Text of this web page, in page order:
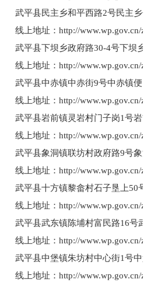
武平县民主乡和平西路2号民主乡便
线上地址：http://www.wp.gov.cn/
武平县下坝乡政府路30-4号下坝乡
线上地址：http://www.wp.gov.cn/
武平县中赤镇中赤街9号中赤镇便民
线上地址：http://www.wp.gov.cn/
武平县岩前镇灵岩村门子岗1号岩
线上地址：http://www.wp.gov.cn/
武平县象洞镇联坊村政府路9号象
线上地址：http://www.wp.gov.cn/
武平县十方镇黎畲村石子垦上50号
线上地址：http://www.wp.gov.cn/
武平县武东镇陈埔村富民路16号武
线上地址：http://www.wp.gov.cn/
武平县中堡镇朱坊村中心街1号中
线上地址：http://www.wp.gov.cn/